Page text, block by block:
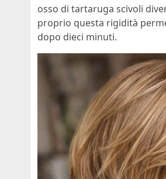
osso di tartaruga scivoli
proprio questa rigidità
dopo dieci minuti.